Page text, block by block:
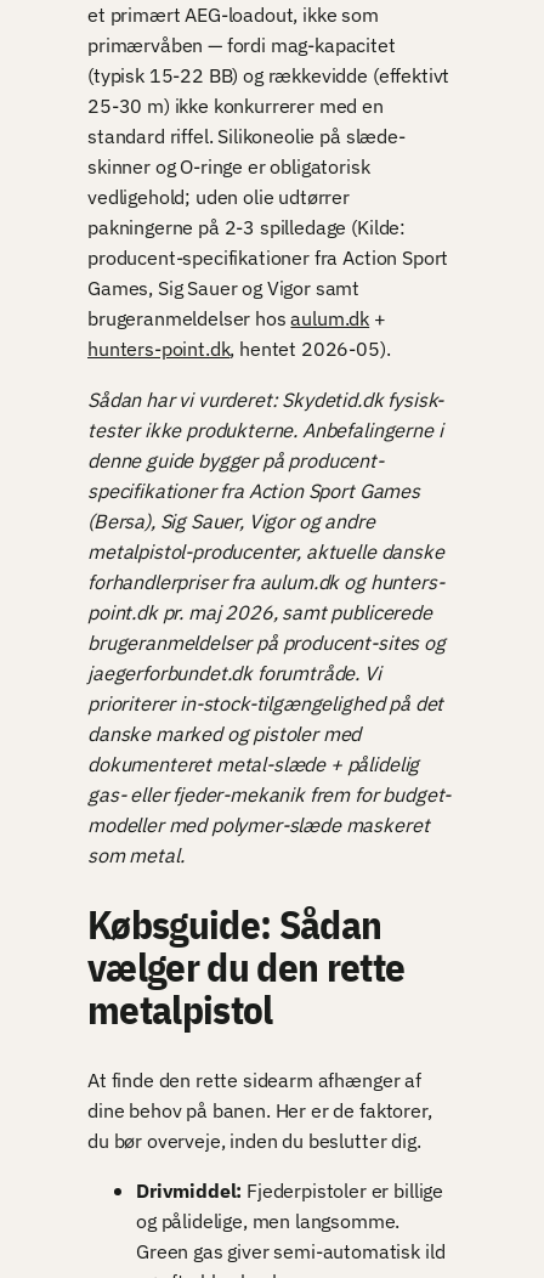
et primært AEG-loadout, ikke som
primærvåben — fordi mag-kapacitet
(typisk 15-22 BB) og rækkevidde (effektivt
25-30 m) ikke konkurrerer med en
standard riffel. Silikoneolie på slæde-
skinner og O-ringe er obligatorisk
vedligehold; uden olie udtørrer
pakningerne på 2-3 spilledage (Kilde:
producent-specifikationer fra Action Sport
Games, Sig Sauer og Vigor samt
brugeranmeldelser hosaulum.dk +
hunters-point.dk, hentet 2026-05).
Sådan har vi vurderet: Skydetid.dk fysisk-
tester ikke produkterne. Anbefalingerne i
denne guide bygger på producent-
specifikationer fra Action Sport Games
(Bersa), Sig Sauer, Vigor og andre
metalpistol-producenter, aktuelle danske
forhandlerpriser fra aulum.dk og hunters-
point.dk pr. maj 2026, samt publicerede
brugeranmeldelser på producent-sites og
jaegerforbundet.dk forumtråde. Vi
prioriterer in-stock-tilgængelighed på det
danske marked og pistoler med
dokumenteret metal-slæde + pålidelig
gas- eller fjeder-mekanik frem for budget-
modeller med polymer-slæde maskeret
som metal.
Købsguide: Sådan
vælger du den rette
metalpistol
At finde den rette sidearm afhænger af
dine behov på banen. Her er de faktorer,
du bør overveje, inden du beslutter dig.
Drivmiddel: Fjederpistoler er billige
og pålidelige, men langsomme.
Green gas giver semi-automatisk ild